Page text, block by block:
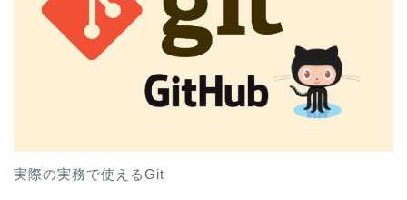
実際の実務で使えるGit